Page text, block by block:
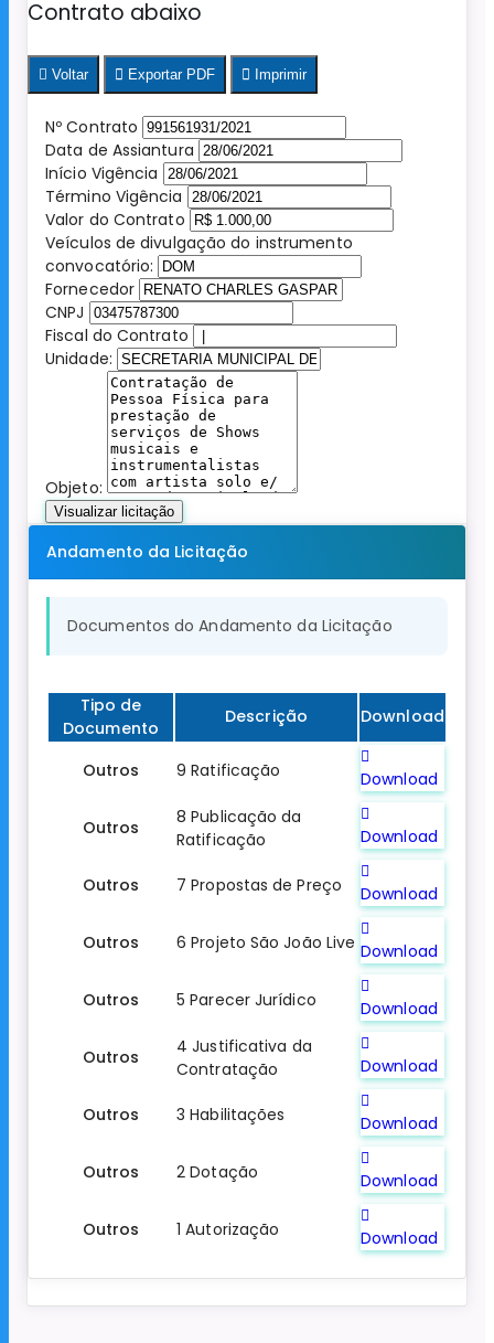
Contrato abaixo
Voltar Exportar PDF Imprimir
Nº Contrato
Data de Assiantura
Início Vigência
Término Vigência
Valor do Contrato
Veículos de divulgação do instrumento
convocatório:
Fornecedor
CNPJ
Fiscal do Contrato
Unidade:
Objeto:
Visualizar licitação
Andamento da Licitação
Documentos do Andamento da Licitação
Tipo de
Documento
Descrição Download
Outros 9 Ratificação Download
Outros
8 Publicação da
Ratificação
Download
Outros 7 Propostas de Preço Download
Outros 6 Projeto São João Live Download
Outros 5 Parecer Jurídico Download
Outros
4 Justificativa da
Contratação
Download
Outros 3 Habilitações Download
Outros 2 Dotação Download
Outros 1 Autorização Download